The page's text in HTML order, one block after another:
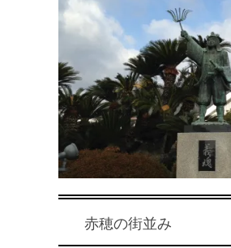
赤穂の街並み